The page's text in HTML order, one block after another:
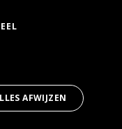
AFWIJZEN